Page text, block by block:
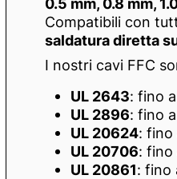
Compatibili con
saldatura diretta
I nostri cavi FFC
UL 2643: fino
UL 2896: fino
UL 20624: fino
UL 20706: fino
UL 20861: fino